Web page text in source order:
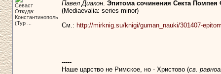
Севаст
Откуда:
Константинополь
(Тур ...
Павел Диакон. Эпитома сочинения Секта
(Mediaevalia: series minor)
См.: http://mirknig.su/knigi/guman_nauki/301407-
-----
Наше царство не Римское, но - Христово (св.